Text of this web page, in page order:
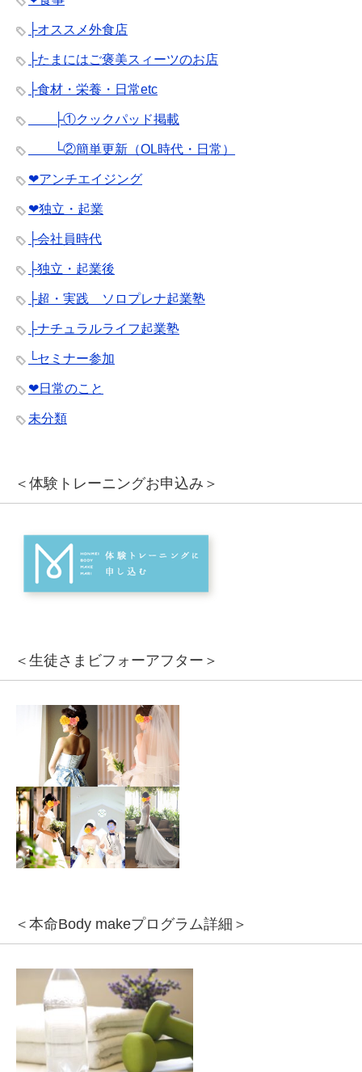
├オススメ外食店
├たまにはご褒美スィーツのお店
├食材・栄養・日常etc
├①クックパッド掲載
└②簡単更新（OL時代・日常）
❤︎アンチエイジング
❤︎独立・起業
├会社員時代
├独立・起業後
├超・実践 ソロプレナ起業塾
├ナチュラルライフ起業塾
└セミナー参加
❤︎日常のこと
未分類
＜体験トレーニングお申込み＞
＜生徒さまビフォーアフター＞
＜本命Body makeプログラム詳細＞